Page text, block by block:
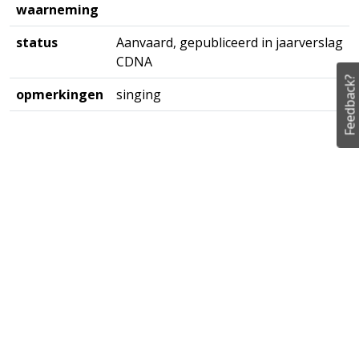
waarneming
status
Aanvaard, gepubliceerd in jaarverslag
CDNA
opmerkingen
singing Feedback?